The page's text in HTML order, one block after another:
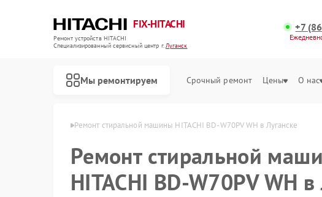
FIX-HITACHI
Ремонт устройств HITACHI
Специализированный cервисный центр г.Луганск
+7
Мы ремонтируем Срочный ремонт Цены О нас
Ремонт стиральной машины HITACHI BD-W70PV WH в Луганске
Ремонт стиральной
HITACHI BD-W70PV WH в